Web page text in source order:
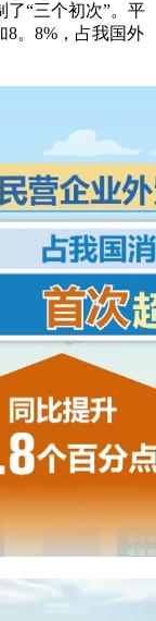
了“三个初次”。平
8。8%，占我国外